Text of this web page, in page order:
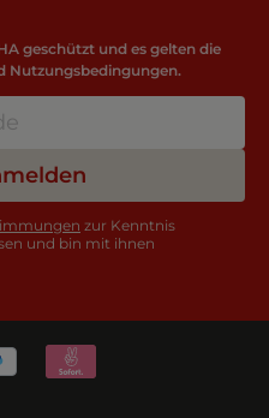
geschützt und es gelten die
Nutzungsbedingungen.
zur Kenntnis
und bin mit ihnen